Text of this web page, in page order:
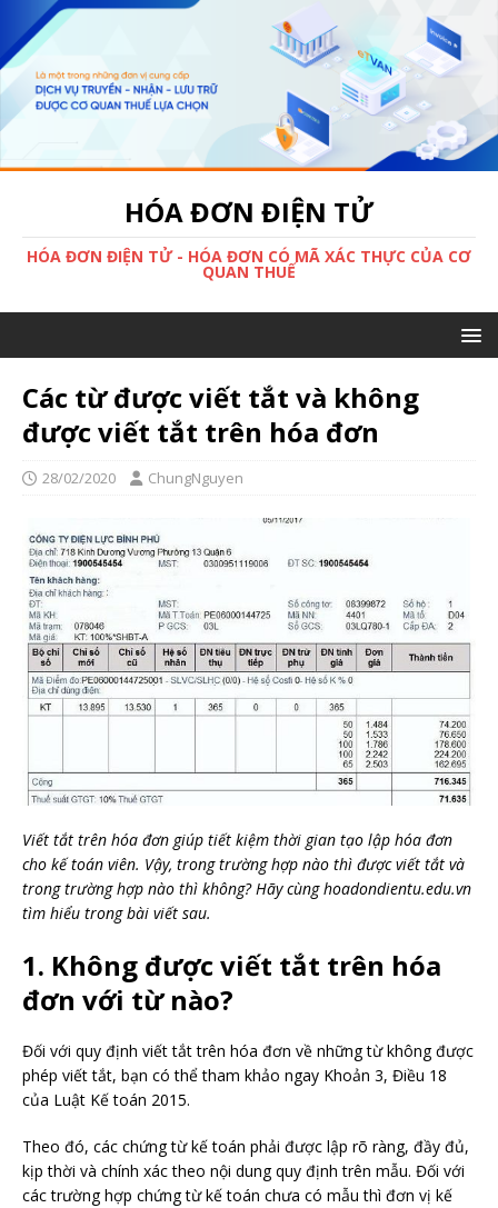
HÓA ĐƠN ĐIỆN TỬ
HÓA ĐƠN ĐIỆN TỬ - HÓA ĐƠN CÓ MÃ XÁC THỰC CỦA CƠ
QUAN THUẾ
Các từ được viết tắt và không
được viết tắt trên hóa đơn
28/02/2020 ChungNguyen
Viết tắt trên hóa đơn giúp tiết kiệm thời gian tạo lập hóa đơn
cho kế toán viên. Vậy, trong trường hợp nào thì được viết tắt và
trong trường hợp nào thì không? Hãy cùng hoadondientu.edu.vn
tìm hiểu trong bài viết sau.
1. Không được viết tắt trên hóa
đơn với từ nào?
Đối với quy định viết tắt trên hóa đơn về những từ không được
phép viết tắt, bạn có thể tham khảo ngay Khoản 3, Điều 18
của Luật Kế toán 2015.
Theo đó, các chứng từ kế toán phải được lập rõ ràng, đầy đủ,
kịp thời và chính xác theo nội dung quy định trên mẫu. Đối với
các trường hợp chứng từ kế toán chưa có mẫu thì đơn vị kế